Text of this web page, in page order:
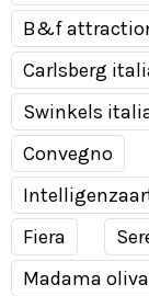
B&f
Carlsberg
Swinkels
Convegno
Fiera
Madama oliva